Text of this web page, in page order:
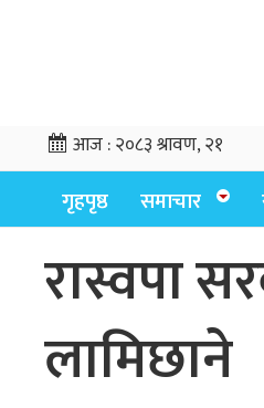
आज :२०८३ श्रावण, २१
गृहपृष्ठ समाचार
रास्वपा
लामिछाने